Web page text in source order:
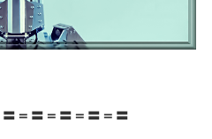
＝〓＝〓＝〓＝〓